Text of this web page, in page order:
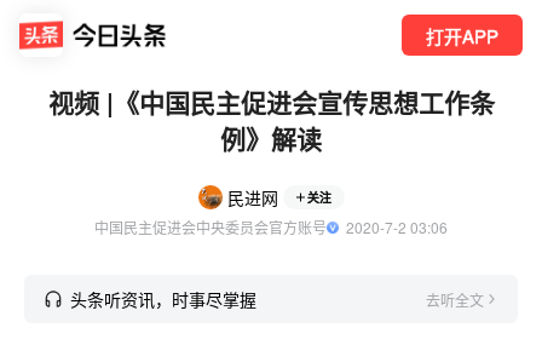
打开APP
视频 |《中国民主促进会宣传思想工作条
例》解读
民进网 关注
中国民主促进会中央委员会官方账号
  2020-7-2 03:06
头条听资讯，时事尽掌握 去听全文